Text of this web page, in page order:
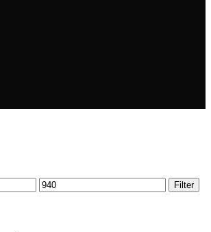
Maximálna
cena
Filter